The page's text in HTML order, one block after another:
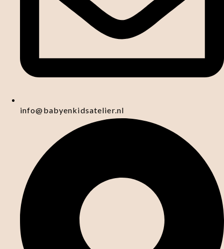
info@babyenkidsatelier.nl